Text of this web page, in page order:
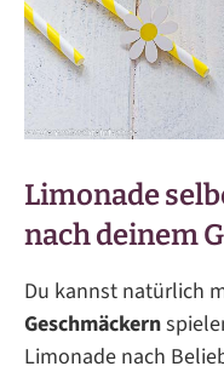
Limonade
nach deinem
Du kannst natürlich
Geschmäckern
Limonade nach